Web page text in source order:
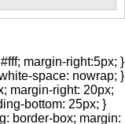
すのでご了承くだ
希望される場合
た個人情報の開
または E-mail：
margin-right:5px; }
space: nowrap; }
margin-right: 20px;
bottom: 25px; }
border-box; margin: